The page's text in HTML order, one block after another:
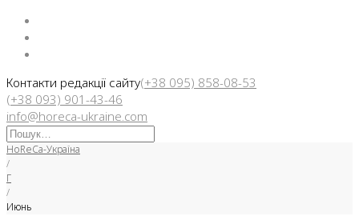
Контакти редакції сайту(+38 095) 858-08-53
(+38 093) 901-43-46
info@horeca-ukraine.com
Искать:
HoReCa-Україна
/
Г
/
Июнь